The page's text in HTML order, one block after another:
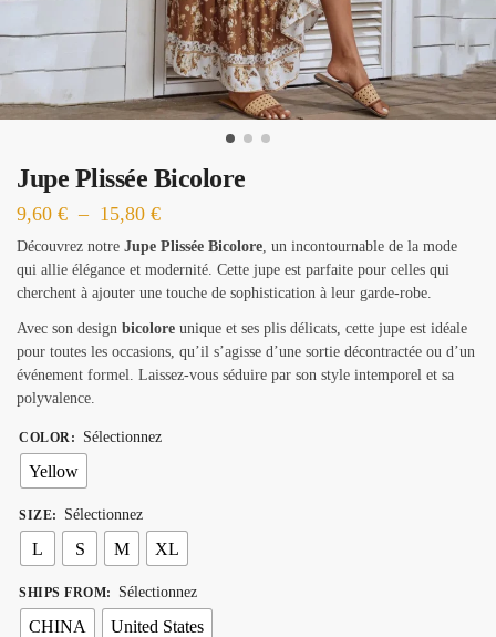
Jupe Plissée Bicolore
9,60 € – 15,80 €Plage
de
prix :
9,60 €
à
15,80 €
Découvrez notre Jupe Plissée Bicolore, un incontournable de la mode
qui allie élégance et modernité. Cette jupe est parfaite pour celles qui
cherchent à ajouter une touche de sophistication à leur garde-robe.
Avec son design bicolore unique et ses plis délicats, cette jupe est idéale
pour toutes les occasions, qu’il s’agisse d’une sortie décontractée ou d’un
événement formel. Laissez-vous séduire par son style intemporel et sa
polyvalence.
COLOR: Sélectionnez
Yellow
SIZE: Sélectionnez
L S M XL
SHIPS FROM: Sélectionnez
CHINA United States